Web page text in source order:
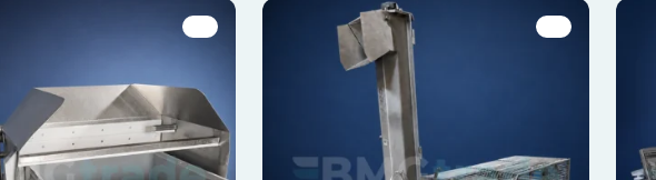
son aquellas que están en proceso de clasificación, junto con los proveedores de cookies